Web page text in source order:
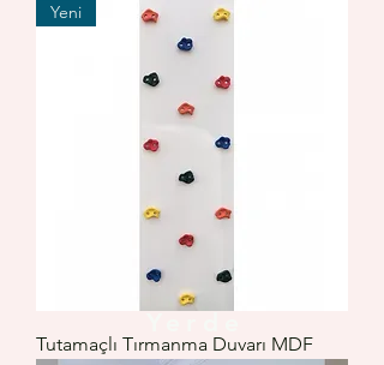
Çocuk Olan Her
Yeni
Tutamaçlı Tırmanma Duvarı MDF